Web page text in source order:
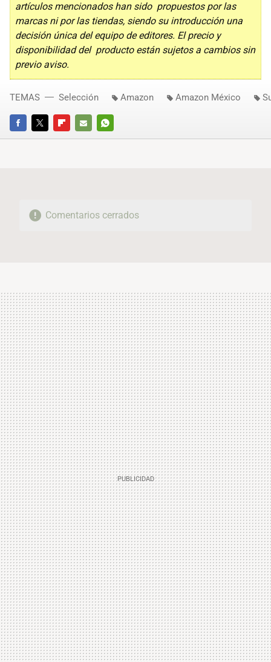
artículos mencionados han sido propuestos por las
marcas ni por las tiendas, siendo su introducción una
decisión única del equipo de editores. El precio y
disponibilidad del producto están sujetos a cambios sin
previo aviso.
FACEBOOKTWITTERFLIPBOARD
E-
WHATSAPP
TEMAS Selección Amazon Amazon México
Comentarios cerrados